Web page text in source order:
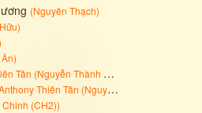
(Nguyên Thạch)
)
)
Tân (Nguyễn Thành Minh)
Thiên Tân (Nguyễn Thành Minh)
(CH2))